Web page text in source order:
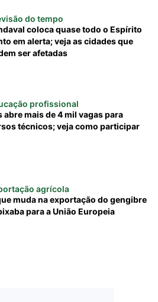
do tempo
coloca quase todo o Espírito
em alerta; veja as cidades que
ser afetadas
profissional
abre mais de 4 mil vagas para
técnicos; veja como participar
agrícola
muda na exportação do gengibre
para a União Europeia